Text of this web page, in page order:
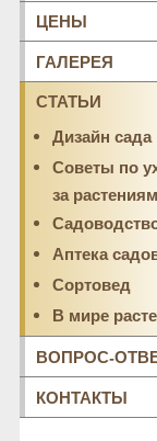
ЦЕНЫ
ГАЛЕРЕЯ
СТАТЬИ
Дизайн сада
Советы по
за
Аптека
Сортовед
В мире
ВОПРОС-
КОНТАКТЫ